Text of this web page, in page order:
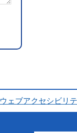
ウェブアクセシビリ